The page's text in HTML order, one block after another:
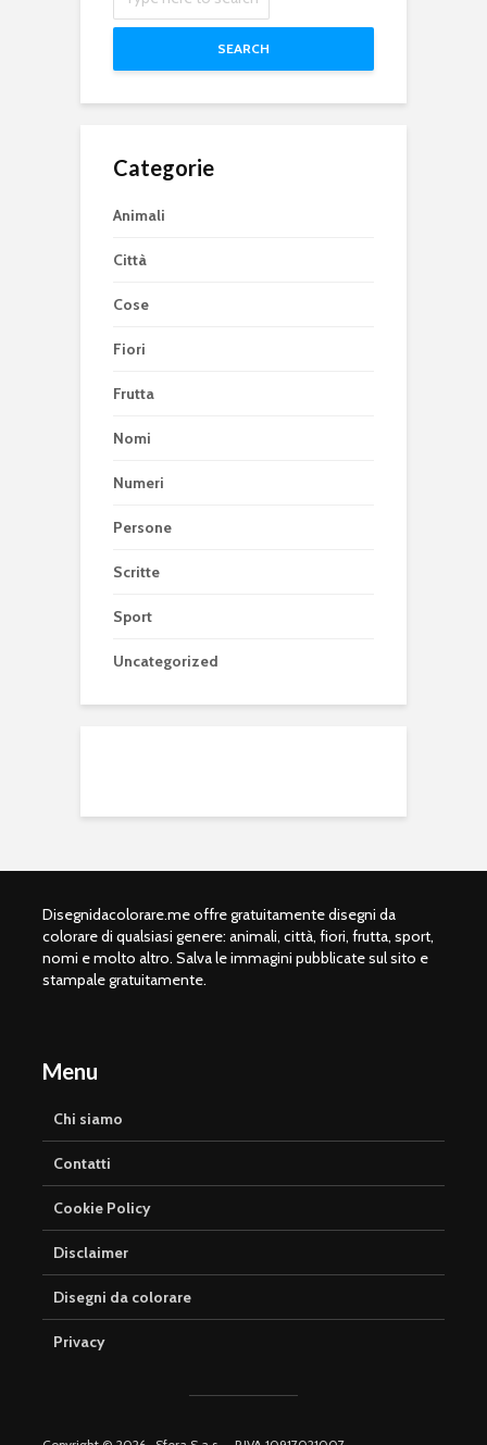
SEARCH
Categorie
Animali
Città
Cose
Fiori
Frutta
Nomi
Numeri
Persone
Scritte
Sport
Uncategorized
Disegnidacolorare.me offre gratuitamente disegni da
colorare di qualsiasi genere: animali, città, fiori, frutta, sport,
nomi e molto altro. Salva le immagini pubblicate sul sito e
stampale gratuitamente.
Menu
Chi siamo
Contatti
Cookie Policy
Disclaimer
Disegni da colorare
Privacy